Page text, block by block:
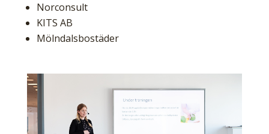
Norconsult
KITS AB
Mölndalsbostäder